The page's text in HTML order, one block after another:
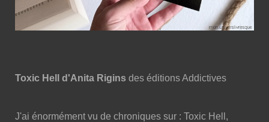
Toxic Hell d'Anita Rigins des éditions Addictives
J'ai énormément vu de chroniques sur : Toxic Hell,